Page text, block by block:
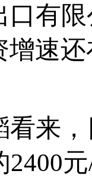
有限
增速
来，
2400